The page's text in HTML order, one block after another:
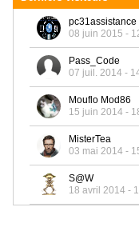
pc31assistance
08 juin 2015 -
Pass_Code
07 juil. 2014 -
Mouflo Mod86
15 juin 2014 -
MisterTea
03 mai 2014 -
S@W
18 avril 2014 -